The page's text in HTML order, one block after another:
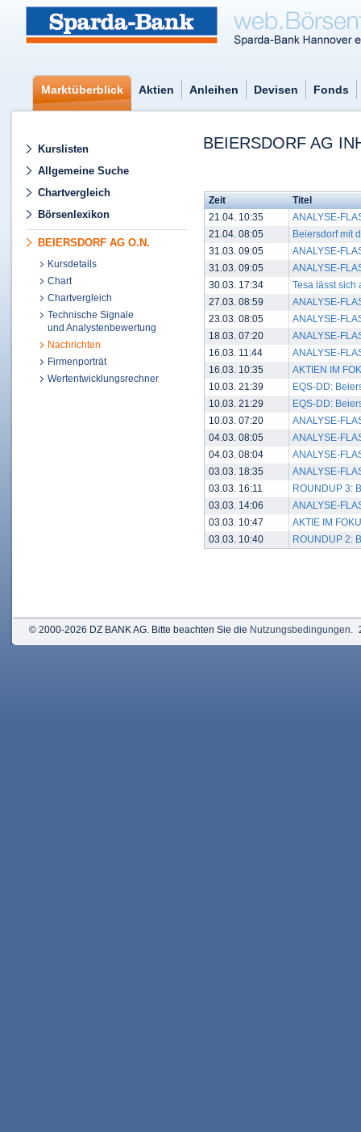
Marktüberblick Aktien Anleihen Devisen Fonds
Kurslisten
Allgemeine Suche
Chartvergleich
Börsenlexikon
BEIERSDORF AG O.N.
Kursdetails
Chart
Chartvergleich
Technische Signale
und Analystenbewertung
Nachrichten
Firmenporträt
Wertentwicklungsrechner
BEIERSDORF AG
Zeit
Titel
21.04. 10:35
ANALYSE-
21.04. 08:05
Beiersdorf mit
31.03. 09:05
ANALYSE-
31.03. 09:05
ANALYSE-
30.03. 17:34
Tesa lässt sich
27.03. 08:59
ANALYSE-
23.03. 08:05
ANALYSE-
18.03. 07:20
ANALYSE-
16.03. 11:44
ANALYSE-
16.03. 10:35
AKTIEN IM
10.03. 21:39
EQS-DD:
10.03. 21:29
EQS-DD:
10.03. 07:20
ANALYSE-
04.03. 08:05
ANALYSE-
04.03. 08:04
ANALYSE-
03.03. 18:35
ANALYSE-
03.03. 16:11
ROUNDUP 3:
03.03. 14:06
ANALYSE-
03.03. 10:47
AKTIE IM
03.03. 10:40
ROUNDUP 2:
© 2000-2026 DZ BANK AG. Bitte beachten Sie die Nutzungsbedingungen.